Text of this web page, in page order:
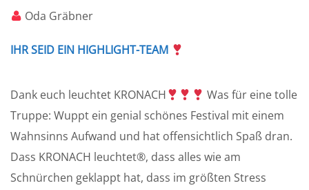
Oda Gräbner
IHR SEID EIN HIGHLIGHT-TEAM
Dank euch leuchtet KRONACH
Was für eine tolle
Truppe: Wuppt ein genial schönes Festival mit einem
Wahnsinns Aufwand und hat offensichtlich Spaß dran.
Dass KRONACH leuchtet®, dass alles wie am
Schnürchen geklappt hat, dass im größten Stress